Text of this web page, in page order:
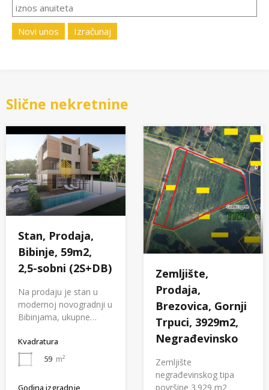
Novi unos Izračunaj
Slične nekretnine
Stan, Prodaja,
Bibinje, 59m2,
2,5-sobni (2S+DB)
Na prodaju je stan u
modernoj novogradnji u
Bibinjama, ukupne…
Kvadratura
59 m²
Godina izgradnje
Zemljište,
Prodaja,
Brezovica, Gornji
Trpuci, 3929m2,
Negrađevinsko
Zemljište
negrađevinskog tipa
površine 3.929 m2